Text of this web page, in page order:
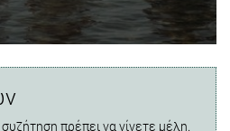
πρέπει να γίνετε μέλη.